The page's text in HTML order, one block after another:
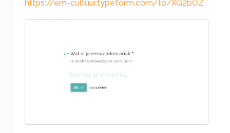
https://em-cultuur.typeform.com/to/XG2bOZ